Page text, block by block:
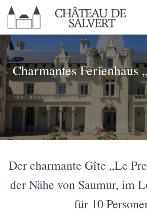
Charmantes Ferienhaus
Der charmante Gîte „Le
der Nähe von Saumur, im
für 10